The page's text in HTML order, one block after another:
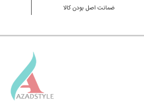
ضمانت اصل بودن کالا